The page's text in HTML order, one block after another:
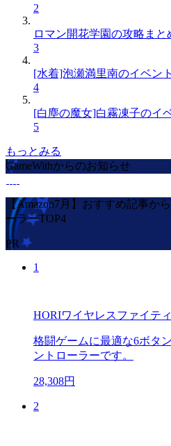
2
ロマン開花学園の攻略まと
3
[水着]泡瀬満里南のイベン
4
[白塵の魔女]白霧凍子のイ
5
もっとみる
GameWithからのお知らせ
【Amazon7月】おすすめ記事か
ーラーTOP4
PR
1
HORIワイヤレスファイテ
格闘ゲームに最適な6ボタ
ントローラーです。
28,308円
2